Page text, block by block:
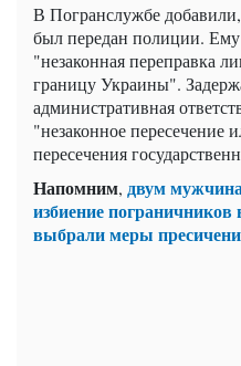
В Погранслужбе
был передан полиции. Ему
"незаконная переправка
границу Украины".
административная
"незаконное пересечение
пересечения
Напомним, двум
избиение
выбрали меры